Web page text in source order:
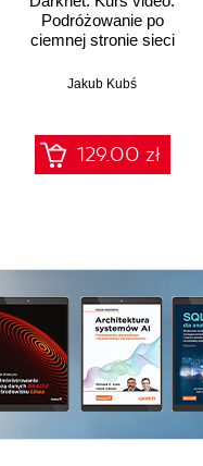
Podróżowanie po
ciemnej stronie sieci
Jakub Kubś
129.00 zł